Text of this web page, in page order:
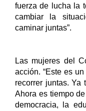
fuerza de lucha la
cambiar la
caminar juntas”.
Las mujeres del
acción. “Este es
recorrer juntas. Ya
Ahora es tiempo
democracia, la